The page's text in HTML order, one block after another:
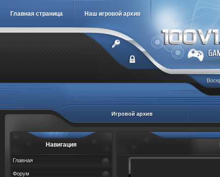
Главная страница Наш игровой архив
Игровой архив
Навигация
Главная
Форум